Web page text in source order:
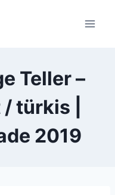
Teller –
türkis |
2019